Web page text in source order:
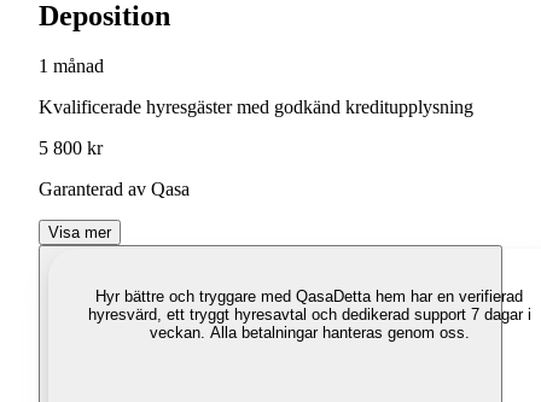
Deposition
1 månad
Kvalificerade hyresgäster med godkänd kreditupplysning
5 800 kr
Garanterad av Qasa
Visa mer
Hyr bättre och tryggare med QasaDetta hem har en verifierad
hyresvärd, ett tryggt hyresavtal och dedikerad support 7 dagar i
veckan. Alla betalningar hanteras genom oss.